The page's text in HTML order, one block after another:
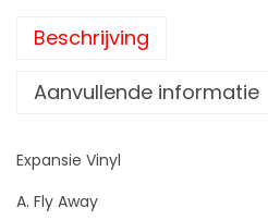
r
l
Beschrijving
Aanvullende informatie
Expansie Vinyl
A. Fly Away